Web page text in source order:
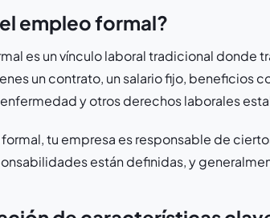
empleo formal?
es un vínculo laboral tradicional donde
un contrato, un salario fijo, beneficios
y otros derechos laborales
tu empresa es responsable de
están definidas, y